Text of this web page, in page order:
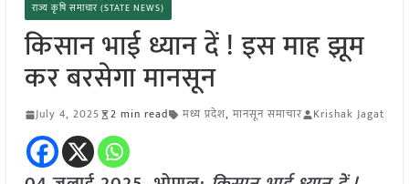
राज्य कृषि समाचार (STATE NEWS)
किसान भाई ध्यान दें ! इस माह झूम
कर बरसेगा मानसून
July 4, 2025 2 min read मध्य प्रदेश, मानसून समाचार Krishak Jagat